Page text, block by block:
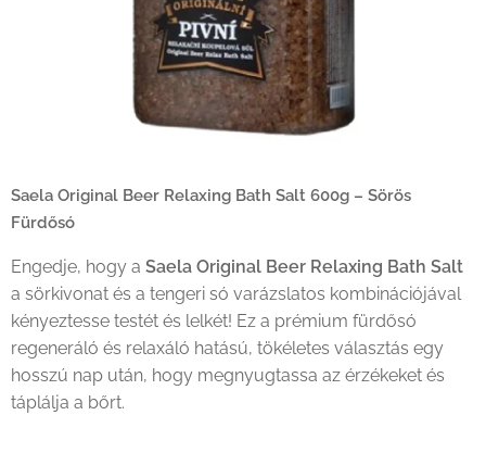
Saela Original Beer Relaxing Bath Salt 600g – Sörös
Fürdősó
Engedje, hogy a Saela Original Beer Relaxing Bath Salt
a sörkivonat és a tengeri só varázslatos kombinációjával
kényeztesse testét és lelkét! Ez a prémium fürdősó
regeneráló és relaxáló hatású, tökéletes választás egy
hosszú nap után, hogy megnyugtassa az érzékeket és
táplálja a bőrt.